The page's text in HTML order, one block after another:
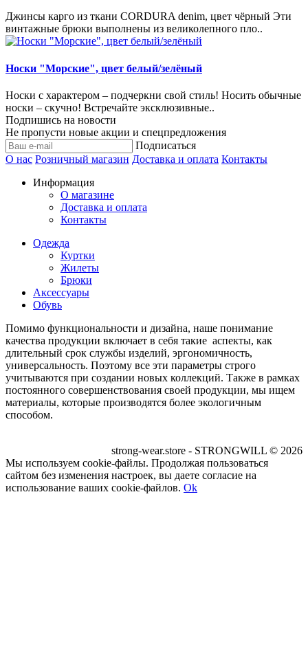
Джинсы карго из ткани CORDURA denim, цвет чёрный Эти
винтажные брюки выполнены из великолепного пло..
Носки "Морские", цвет белый/зелёный
Носки с характером – подчеркни свой стиль! Носить обычные
носки – скучно! Встречайте эксклюзивные..
Подпишись на новости
Не пропусти новые акции и спецпредложения
Подписаться
О нас Розничный магазин Доставка и оплата Контакты
Информация
О магазине
Доставка и оплата
Контакты
Одежда
Куртки
Жилеты
Брюки
Аксессуары
Обувь
Помимо функциональности и дизайна, наше понимание
качества продукции включает в себя такие аспекты, как
длительный срок службы изделий, эргономичность,
универсальность. Поэтому все эти параметры строго
учитываются при создании новых коллекций. Также в рамках
постоянного совершенствования своей продукции, мы ищем
материалы, которые производятся более экологичным
способом.
strong-wear.store - STRONGWILL © 2026
Мы используем cookie-файлы. Продолжая пользоваться
сайтом без изменения настроек, вы даете согласие на
использование ваших cookie-файлов. Ok